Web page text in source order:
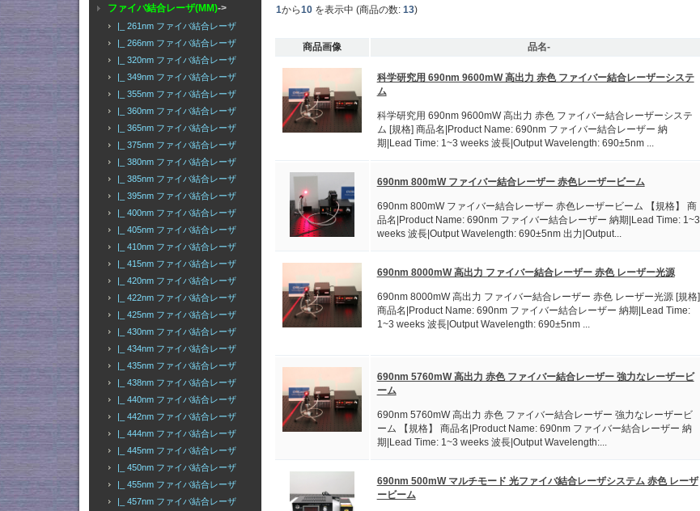
ファイバ結合レーザ(MM)->
|_ 261nm ファイバ結合レーザ
|_ 266nm ファイバ結合レーザ
|_ 320nm ファイバ結合レーザ
|_ 349nm ファイバ結合レーザ
|_ 355nm ファイバ結合レーザ
|_ 360nm ファイバ結合レーザ
|_ 365nm ファイバ結合レーザ
|_ 375nm ファイバ結合レーザ
|_ 380nm ファイバ結合レーザ
|_ 385nm ファイバ結合レーザ
|_ 395nm ファイバ結合レーザ
|_ 400nm ファイバ結合レーザ
|_ 405nm ファイバ結合レーザ
|_ 410nm ファイバ結合レーザ
|_ 415nm ファイバ結合レーザ
|_ 420nm ファイバ結合レーザ
|_ 422nm ファイバ結合レーザ
|_ 425nm ファイバ結合レーザ
|_ 430nm ファイバ結合レーザ
|_ 434nm ファイバ結合レーザ
|_ 435nm ファイバ結合レーザ
|_ 438nm ファイバ結合レーザ
|_ 440nm ファイバ結合レーザ
|_ 442nm ファイバ結合レーザ
|_ 444nm ファイバ結合レーザ
|_ 445nm ファイバ結合レーザ
|_ 450nm ファイバ結合レーザ
|_ 455nm ファイバ結合レーザ
|_ 457nm ファイバ結合レーザ
1から10を表示中 (商品の数: 13)
商品画像 品名-
科学研究用 690nm 9600mW 高出力 赤色 ファイバー結合レーザーシステ
ム
科学研究用 690nm 9600mW 高出力 赤色 ファイバー結合レーザーシステ
ム [規格] 商品名|Product Name: 690nm ファイバー結合レーザー 納
期|Lead Time: 1~3 weeks 波長|Output Wavelength: 690±5nm ...
690nm 800mW ファイバー結合レーザー 赤色レーザービーム
690nm 800mW ファイバー結合レーザー 赤色レーザービーム 【規格】 商
品名|Product Name: 690nm ファイバー結合レーザー 納期|Lead Time: 1~3
weeks 波長|Output Wavelength: 690±5nm 出力|Output...
690nm 8000mW 高出力 ファイバー結合レーザー 赤色 レーザー光源
690nm 8000mW 高出力 ファイバー結合レーザー 赤色 レーザー光源 [規格]
商品名|Product Name: 690nm ファイバー結合レーザー 納期|Lead Time:
1~3 weeks 波長|Output Wavelength: 690±5nm ...
690nm 5760mW 高出力 赤色 ファイバー結合レーザー 強力なレーザービ
ーム
690nm 5760mW 高出力 赤色 ファイバー結合レーザー 強力なレーザービ
ーム 【規格】 商品名|Product Name: 690nm ファイバー結合レーザー 納
期|Lead Time: 1~3 weeks 波長|Output Wavelength:...
690nm 500mW マルチモード 光ファイバ結合レーザシステム 赤色 レーザ
ービーム